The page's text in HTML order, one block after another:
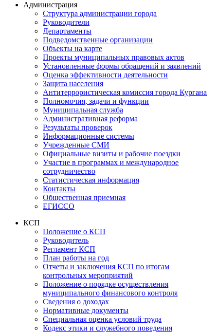
Администрация
Структура администрации города
Руководители
Департаменты
Подведомственные организации
Объекты на карте
Проекты муниципальных правовых актов
Установленные формы обращений и заявлений
Оценка эффективности деятельности
Защита населения
Антитеррористическая комиссия города Кургана
Полномочия, задачи и функции
Муниципальная служба
Административная реформа
Результаты проверок
Информационные системы
Учрежденные СМИ
Официальные визиты и рабочие поездки
Участие в программах и международное
сотрудничество
Статистическая информация
Контакты
Общественная приемная
ЕГИССО
КСП
Положение о КСП
Руководитель
Регламент КСП
План работы на год
Отчеты и заключения КСП по итогам
контрольных мероприятий
Положение о порядке осуществления
муниципального финансового контроля
Сведения о доходах
Нормативные документы
Специальная оценка условий труда
Кодекс этики и служебного поведения